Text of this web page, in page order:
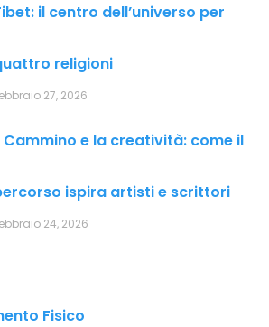
il centro dell’universo per
religioni
27, 2026
Cammino e la creatività: come il
ispira artisti e scrittori
24, 2026
Fisico